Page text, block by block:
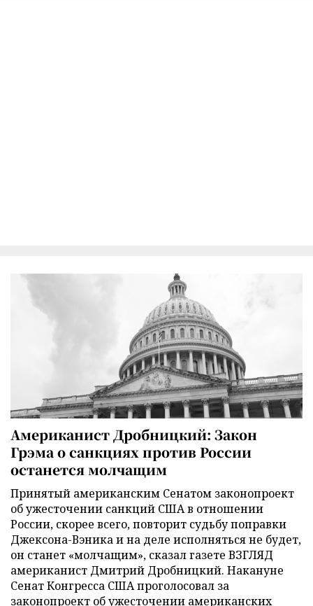
Американист Дробницкий: Закон
Грэма о санкциях против России
останется молчащим
Принятый американским Сенатом законопроект
об ужесточении санкций США в отношении
России, скорее всего, повторит судьбу поправки
Джексона-Вэника и на деле исполняться не будет,
он станет «молчащим», сказал газете ВЗГЛЯД
американист Дмитрий Дробницкий. Накануне
Сенат Конгресса США проголосовал за
законопроект об ужесточении американских